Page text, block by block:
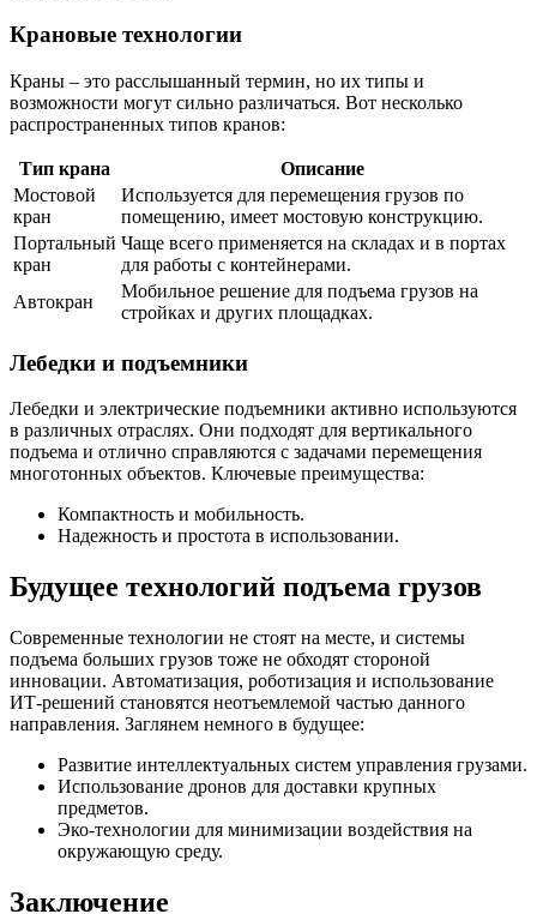
Крановые технологии
Краны – это расслышанный термин, но их типы и
возможности могут сильно различаться. Вот несколько
распространенных типов кранов:
Тип крана
Описание
Мостовой
кран
Используется для перемещения грузов по
помещению, имеет мостовую конструкцию.
Портальный
кран
Чаще всего применяется на складах и в портах
для работы с контейнерами.
Автокран
Мобильное решение для подъема грузов на
стройках и других площадках.
Лебедки и подъемники
Лебедки и электрические подъемники активно используются
в различных отраслях. Они подходят для вертикального
подъема и отлично справляются с задачами перемещения
многотонных объектов. Ключевые преимущества:
Компактность и мобильность.
Надежность и простота в использовании.
Будущее технологий подъема грузов
Современные технологии не стоят на месте, и системы
подъема больших грузов тоже не обходят стороной
инновации. Автоматизация, роботизация и использование
ИТ-решений становятся неотъемлемой частью данного
направления. Заглянем немного в будущее:
Развитие интеллектуальных систем управления грузами.
Использование дронов для доставки крупных
предметов.
Эко-технологии для минимизации воздействия на
окружающую среду.
Заключение